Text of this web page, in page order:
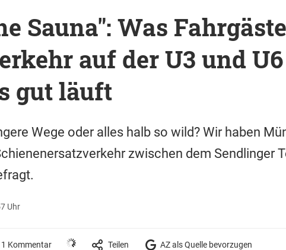
Sauna": Was
auf der U3 und
gut läuft
Wege oder alles halb so wild? Wir haben
zwischen dem Sendlinger
Uhr
1 Kommentar Teilen AZ als Quelle bevorzugen